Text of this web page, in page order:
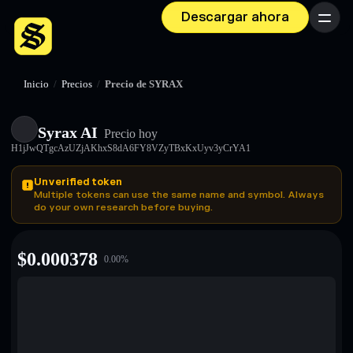
Descargar ahora Menú
Inicio / Precios / Precio de SYRAX
Syrax AI Precio hoy
H1jJwQTgcAzUZjAKhxS8dA6FY8VZyTBxKxUyv3yCrYA1
Unverified token
Multiple tokens can use the same name and symbol. Always
do your own research before buying.
$0.000378 0.00%